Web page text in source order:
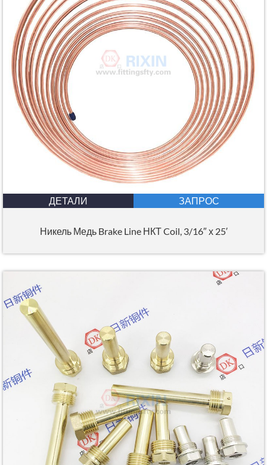
ДЕТАЛИ ЗАПРОС
Никель Медь Brake Line НКТ Coil, 3/16″ х 25′